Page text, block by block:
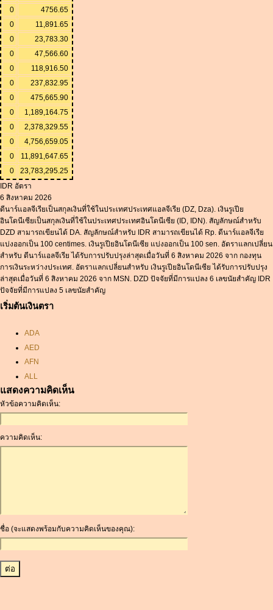
0
4756.65
0
11,891.65
0
23,783.30
0
47,566.60
0
118,916.50
0
237,832.95
0
475,665.90
0
1,189,164.75
0
2,378,329.55
0
4,756,659.05
0
11,891,647.65
0
23,783,295.25
IDR อัตรา
6 สิงหาคม 2026
ดีนาร์แอลจีเรียเป็นสกุลเงินที่ใช้ในประเทศประเทศแอลจีเรีย (DZ, Dza). เงินรูเปีย
อินโดนีเซียเป็นสกุลเงินที่ใช้ในประเทศประเทศอินโดนีเซีย (ID, IDN). สัญลักษณ์สำหรับ
DZD สามารถเขียนได้ DA. สัญลักษณ์สำหรับ IDR สามารถเขียนได้ Rp. ดีนาร์แอลจีเรีย
แบ่งออกเป็น 100 centimes. เงินรูเปียอินโดนีเซีย แบ่งออกเป็น 100 sen. อัตราแลกเปลี่ยน
สำหรับ ดีนาร์แอลจีเรีย ได้รับการปรับปรุงล่าสุดเมื่อวันที่ 6 สิงหาคม 2026 จาก กองทุน
การเงินระหว่างประเทศ. อัตราแลกเปลี่ยนสำหรับ เงินรูเปียอินโดนีเซีย ได้รับการปรับปรุง
ล่าสุดเมื่อวันที่ 6 สิงหาคม 2026 จาก MSN. DZD ปัจจัยที่มีการแปลง 6 เลขนัยสำคัญ IDR
ปัจจัยที่มีการแปลง 5 เลขนัยสำคัญ
เริ่มต้นเงินตรา
ADA
AED
AFN
ALL
AMD
ANC
AOA
ARDR
BAM
แสดงความคิดเห็น
หัวข้อความคิดเห็น:
ความคิดเห็น:
ชื่อ (จะแสดงพร้อมกับความคิดเห็นของคุณ):